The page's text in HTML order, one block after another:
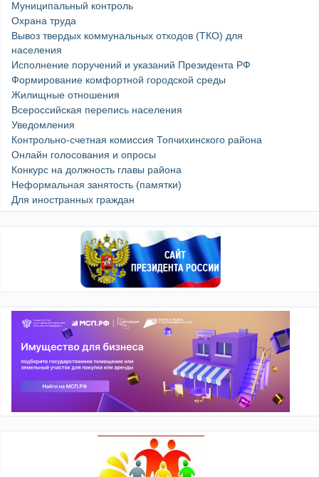
Муниципальный контроль
Охрана труда
Вывоз твердых коммунальных отходов (ТКО) для
населения
Исполнение поручений и указаний Президента РФ
Формирование комфортной городской среды
Жилищные отношения
Всероссийская перепись населения
Уведомления
Контрольно-счетная комиссия Топчихинского района
Онлайн голосования и опросы
Конкурс на должность главы района
Неформальная занятость (памятки)
Для иностранных граждан